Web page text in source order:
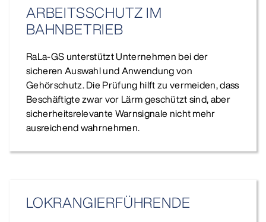
ARBEITSSCHUTZ IM
BAHNBETRIEB
RaLa-GS unterstützt Unternehmen bei der
sicheren Auswahl und Anwendung von
Gehörschutz. Die Prüfung hilft zu vermeiden, dass
Beschäftigte zwar vor Lärm geschützt sind, aber
sicherheitsrelevante Warnsignale nicht mehr
ausreichend wahrnehmen.
LOK­RAN­GIER­FÜHRENDE